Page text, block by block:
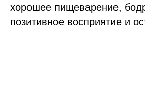
хорошее пищеварение,
позитивное восприятие и